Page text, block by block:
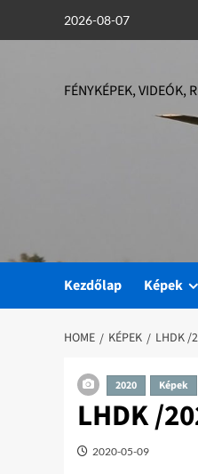
2026-08-07
FÉNYKÉPEK, VIDEÓK,
Kezdőlap Képek
HOME KÉPEK LHDK /
2020 Képek
LHDK /
2020-05-09